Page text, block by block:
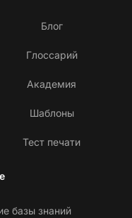
Блог
Глоссарий
Академия
Шаблоны
Тест печати
базы знаний